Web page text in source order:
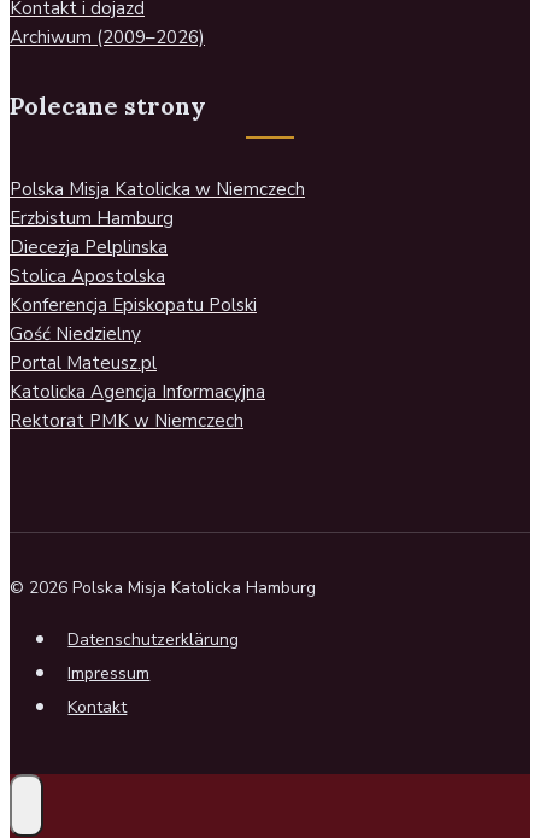
Kontakt i dojazd
Archiwum (2009–2026)
Polecane strony
Polska Misja Katolicka w Niemczech
Erzbistum Hamburg
Diecezja Pelplinska
Stolica Apostolska
Konferencja Episkopatu Polski
Gość Niedzielny
Portal Mateusz.pl
Katolicka Agencja Informacyjna
Rektorat PMK w Niemczech
© 2026 Polska Misja Katolicka Hamburg
Datenschutzerklärung
Impressum
Kontakt